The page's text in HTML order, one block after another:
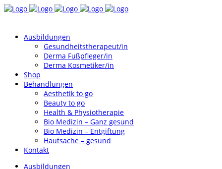
Ausbildungen
Gesundheitstherapeut/in
Derma Fußpfleger/in
Derma Kosmetiker/in
Shop
Behandlungen
Aesthetik to go
Beauty to go
Health & Physiotherapie
Bio Medizin – Ganz gesund
Bio Medizin – Entgiftung
Hautsache – gesund
Kontakt
Ausbildungen